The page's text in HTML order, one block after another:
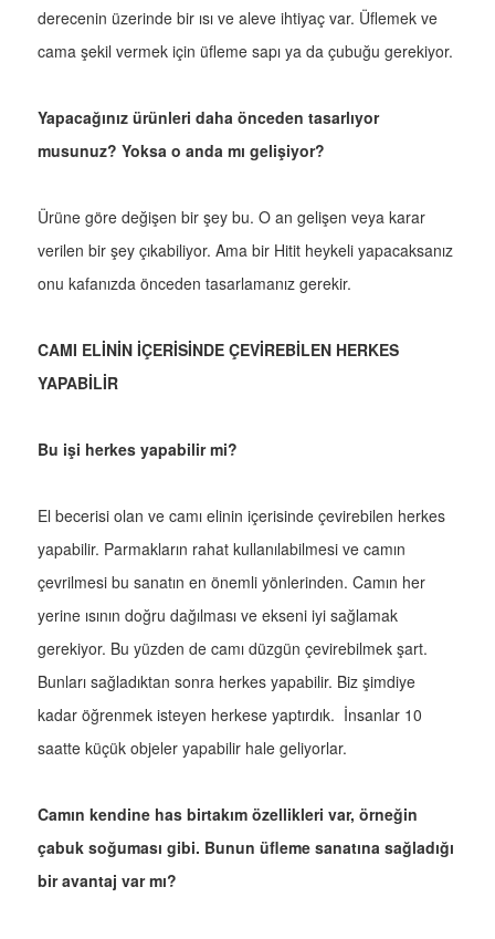
derecenin üzerinde bir ısı ve aleve ihtiyaç var. Üflemek ve
cama şekil vermek için üfleme sapı ya da çubuğu gerekiyor.
Yapacağınız ürünleri daha önceden tasarlıyor
musunuz? Yoksa o anda mı gelişiyor?
Ürüne göre değişen bir şey bu. O an gelişen veya karar
verilen bir şey çıkabiliyor. Ama bir Hitit heykeli yapacaksanız
onu kafanızda önceden tasarlamanız gerekir.
CAMI ELİNİN İÇERİSİNDE ÇEVİREBİLEN HERKES
YAPABİLİR
Bu işi herkes yapabilir mi?
El becerisi olan ve camı elinin içerisinde çevirebilen herkes
yapabilir. Parmakların rahat kullanılabilmesi ve camın
çevrilmesi bu sanatın en önemli yönlerinden. Camın her
yerine ısının doğru dağılması ve ekseni iyi sağlamak
gerekiyor. Bu yüzden de camı düzgün çevirebilmek şart.
Bunları sağladıktan sonra herkes yapabilir. Biz şimdiye
kadar öğrenmek isteyen herkese yaptırdık. İnsanlar 10
saatte küçük objeler yapabilir hale geliyorlar.
Camın kendine has birtakım özellikleri var, örneğin
çabuk soğuması gibi. Bunun üfleme sanatına sağladığı
bir avantaj var mı?